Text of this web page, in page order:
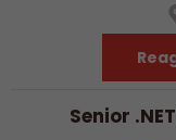
Senior